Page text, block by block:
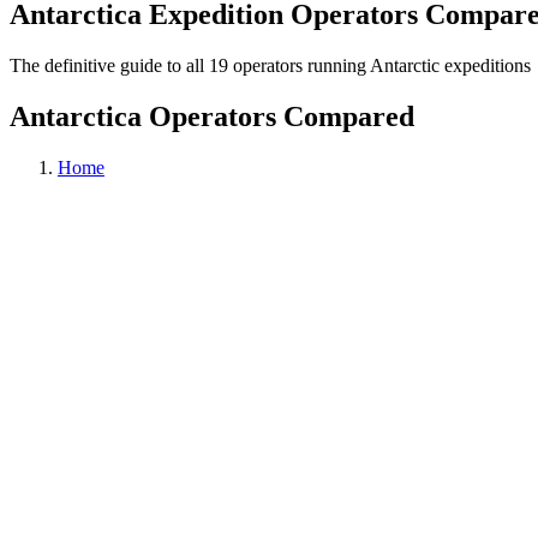
Antarctica Expedition Operators
The definitive guide to all 19 operators running Antarctic expeditions
Antarctica Operators Compared
Home